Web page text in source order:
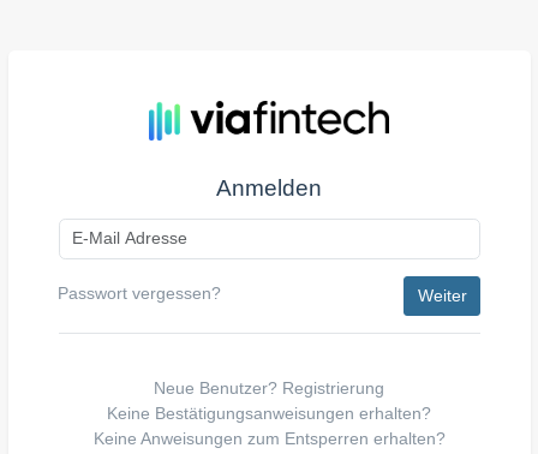
Anmelden
Passwort vergessen?
Neue Benutzer? Registrierung
Keine Bestätigungsanweisungen erhalten?
Keine Anweisungen zum Entsperren erhalten?